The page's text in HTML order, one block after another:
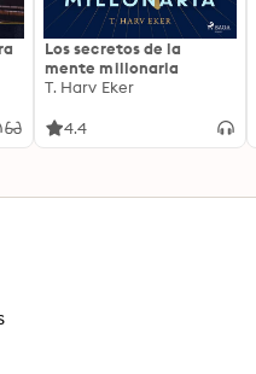
Los secretos de la
mente millonaria
T. Harv Eker
4.4